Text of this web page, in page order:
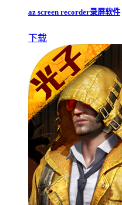
az screen recorder录屏软件
下载